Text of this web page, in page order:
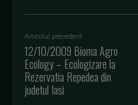
Articolul precedent
12/10/2009 Bioma Agro
Ecology – Ecologizare la
Rezervatia Repedea din
judetul Iasi